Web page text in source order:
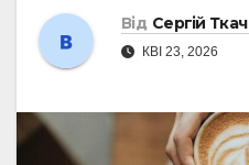
Від Сергій Ткач
КВІ 23, 2026